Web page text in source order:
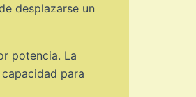
desplazarse un
potencia. La
para